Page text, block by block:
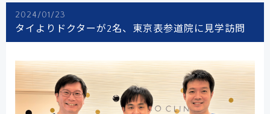
ドクター紹介
DOCTOR
よくあるご質問
採用 お知らせ
アクセス
ACCESS
予約する
RESERVATIONS
2024/01/23
タイよりドクターが2名、東京表参道院に見学訪問